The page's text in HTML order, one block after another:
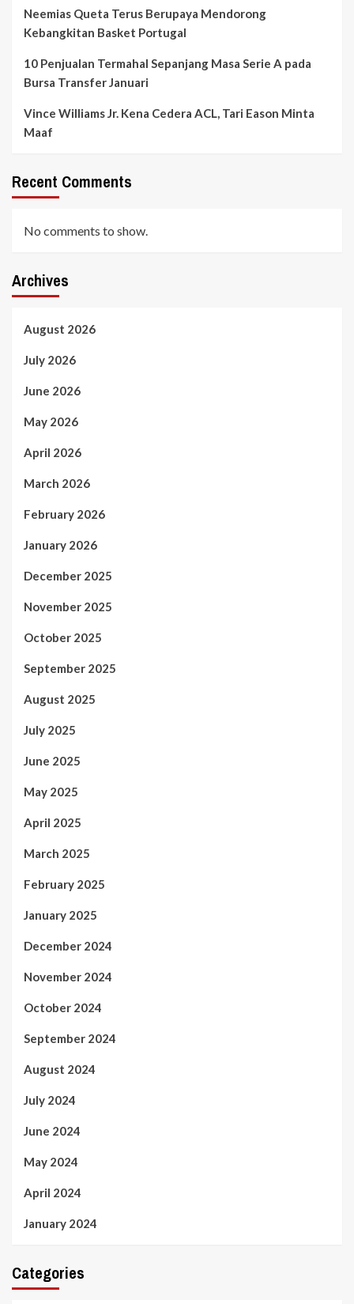
Neemias Queta Terus Berupaya Mendorong
Kebangkitan Basket Portugal
10 Penjualan Termahal Sepanjang Masa Serie A pada
Bursa Transfer Januari
Vince Williams Jr. Kena Cedera ACL, Tari Eason Minta
Maaf
Recent Comments
No comments to show.
Archives
August 2026
July 2026
June 2026
May 2026
April 2026
March 2026
February 2026
January 2026
December 2025
November 2025
October 2025
September 2025
August 2025
July 2025
June 2025
May 2025
April 2025
March 2025
February 2025
January 2025
December 2024
November 2024
October 2024
September 2024
August 2024
July 2024
June 2024
May 2024
April 2024
January 2024
Categories